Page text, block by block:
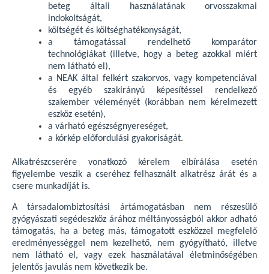
beteg általi használatának orvosszakmai
indokoltságát,
költségét és költséghatékonyságát,
a támogatással rendelhető komparátor
technológiákat (illetve, hogy a beteg azokkal miért
nem látható el),
a NEAK által felkért szakorvos, vagy kompetenciával
és egyéb szakirányú képesítéssel rendelkező
szakember véleményét (korábban nem kérelmezett
eszköz esetén),
a várható egészségnyereséget,
a kórkép előfordulási gyakoriságát.
Alkatrészcserére vonatkozó kérelem elbírálása esetén
figyelembe veszik a cseréhez felhasznált alkatrész árát és a
csere munkadíját is.
A társadalombiztosítási ártámogatásban nem részesülő
gyógyászati segédeszköz árához méltányosságból akkor adható
támogatás, ha a beteg más, támogatott eszközzel megfelelő
eredményességgel nem kezelhető, nem gyógyítható, illetve
nem látható el, vagy ezek használatával életminőségében
jelentős javulás nem következik be.